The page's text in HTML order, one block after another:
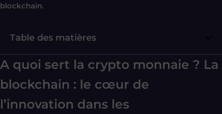
blockchain.
Table des matières
A quoi sert la crypto monnaie ? La
blockchain : le cœur de
l’innovation dans les